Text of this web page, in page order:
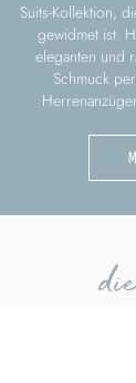
Suits-Kollektion,
gewidmet ist.
eleganten und
Schmuck